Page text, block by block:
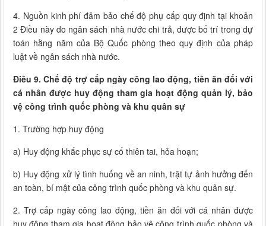
4. Nguồn kinh phí đảm bảo chế độ phụ cấp quy định tại khoản
2 Điều này do ngân sách nhà nước chi trả, được bố trí trong dự
toán hằng năm của Bộ Quốc phòng theo quy định của pháp
luật về ngân sách nhà nước.
Điều 9. Chế độ trợ cấp ngày công lao động, tiền ăn đối với
cá nhân được huy động tham gia hoạt động quản lý, bảo
vệ công trình quốc phòng và khu quân sự
1. Trường hợp huy động
a) Huy động khắc phục sự cố thiên tai, hỏa hoạn;
b) Huy động xử lý tình huống về an ninh, trật tự ảnh hưởng đến
an toàn, bí mật của công trình quốc phòng và khu quân sự.
2. Trợ cấp ngày công lao động, tiền ăn đối với cá nhân được